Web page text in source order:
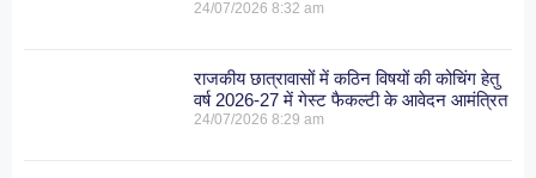
24/07/20268:32 am
राजकीय छात्रावासों में कठिन विषयों की कोचिंग हेतु
वर्ष 2026-27 में गेस्ट फैकल्टी के आवेदन आमंत्रित
24/07/20268:29 am